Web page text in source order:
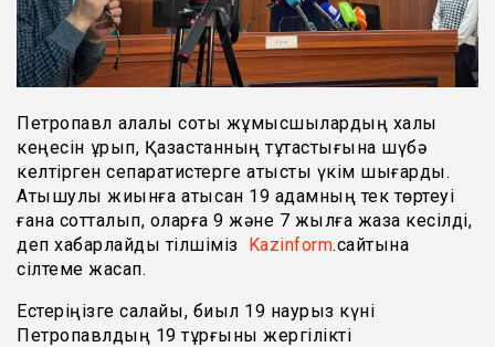
Петропавл қалалық соты жұмысшылардың халық
кеңесін құрып, Қазақстанның тұтастығына шүбә
келтірген сепаратистерге қатысты үкім шығарды.
Атышулы жиынға қатысқан 19 адамның тек төртеуі
ғана сотталып, оларға 9 және 7 жылға жаза кесілді,
деп хабарлайды тілшіміз Kazinform.сайтына
сілтеме жасап.
Естеріңізге салайық, биыл 19 наурыз күні
Петропавлдың 19 тұрғыны жергілікті